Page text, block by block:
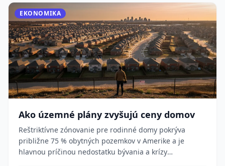
EKONOMIKA
Ako územné plány zvyšujú ceny domov
Reštriktívne zónovanie pre rodinné domy pokrýva
približne 75 % obytných pozemkov v Amerike a je
hlavnou príčinou nedostatku bývania a krízy